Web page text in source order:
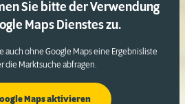
Sie bitte der Verwendung
Maps Dienstes zu.
auch ohne Google Maps eine Ergebnisliste
die Marktsuche abfragen.
Maps aktivieren